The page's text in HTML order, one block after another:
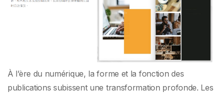
créer des livres à
pages interactives
À l’ère du numérique, la forme et la fonction des
publications subissent une transformation profonde. Les